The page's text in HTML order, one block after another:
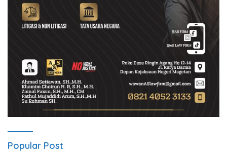
Popular Post